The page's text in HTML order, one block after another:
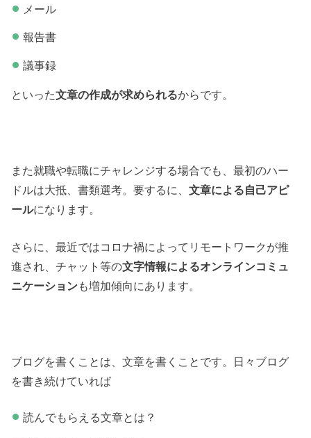
メール
報告書
議事録
といった文章の作成が求められるからです。
また就職や転職にチャレンジする場合でも、最初のハー
ドルは大抵、書類選考。要するに、文章による自己アピ
ールになります。
さらに、最近ではコロナ禍によってリモートワークが推
進され、チャット等の文字情報によるオンラインコミュ
ニケーションも増加傾向にあります。
ブログを書くことは、文章を書くことです。日々ブログ
を書き続けていれば
読んでもらえる文章とは？